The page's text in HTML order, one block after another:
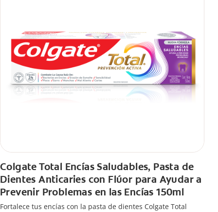
Colgate Total Encías Saludables, Pasta de
Dientes Anticaries con Flúor para Ayudar a
Prevenir Problemas en las Encías 150ml
Fortalece tus encías con la pasta de dientes Colgate Total